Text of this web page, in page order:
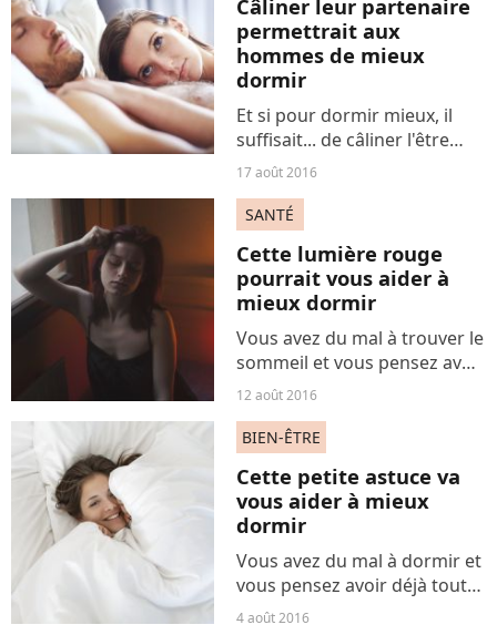
chiffres...
Câliner leur partenaire
permettrait aux
hommes de mieux
dormir
Et si pour dormir mieux, il
suffisait... de câliner l'être
aimé ? A en croire une
dormiraient mieux si on les
prenait dans nos bras. Bande
de veinards...
17 août 2016
SANTÉ
Cette lumière rouge
pourrait vous aider à
mieux dormir
Vous avez du mal à trouver le
sommeil et vous pensez avoir
déjà tout essayé ? A moins de
chronique, accéder au repos
en toute quiétude tiendrait
dans une chose...
12 août 2016
BIEN-ÊTRE
Cette petite astuce va
vous aider à mieux
dormir
Vous avez du mal à dormir et
vous pensez avoir déjà tout
essayé ? C'était sans compter
4 août 2016